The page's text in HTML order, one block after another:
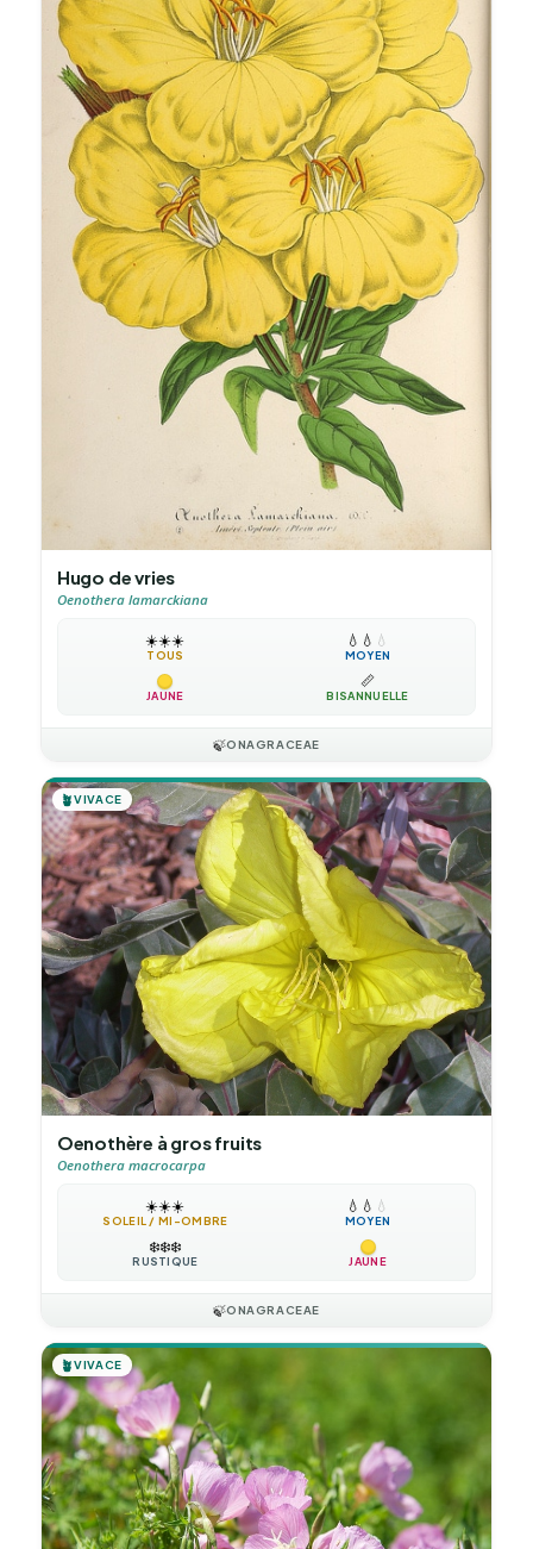
Hugo de vries
Oenothera lamarckiana
☀️☀️☀️
TOUS
💧 💧 💧
MOYEN
JAUNE
📏
BISANNUELLE
🍃ONAGRACEAE
🪴VIVACE
Oenothère à gros fruits
Oenothera macrocarpa
☀️☀️☀️
SOLEIL / MI-OMBRE
💧 💧 💧
MOYEN
❄️❄️❄️
RUSTIQUE JAUNE
🍃ONAGRACEAE
🪴VIVACE